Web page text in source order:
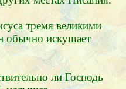
тремя великими
обычно искушает
ли Господь